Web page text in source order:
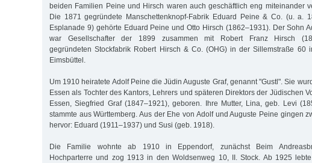
beiden Familien Peine und Hirsch waren auch geschäftlich eng miteinander
Die 1871 gegründete Manschettenknopf-Fabrik Eduard Peine & Co. (u. a.
Esplanade 9) gehörte Eduard Peine und Otto Hirsch (1862–1931). Der Sohn
war Gesellschafter der 1899 zusammen mit Robert Franz Hirsch
gegründeten Stockfabrik Robert Hirsch & Co. (OHG) in der Sillemstraße 60
Eimsbüttel.
Um 1910 heiratete Adolf Peine die Jüdin Auguste Graf, genannt "Gustl". Sie
Essen als Tochter des Kantors, Lehrers und späteren Direktors der Jüdischen
Essen, Siegfried Graf (1847–1921), geboren. Ihre Mutter, Lina, geb. Levi
stammte aus Württemberg. Aus der Ehe von Adolf und Auguste Peine gingen
hervor: Eduard (1911–1937) und Susi (geb. 1918).
Die Familie wohnte ab 1910 in Eppendorf, zunächst Beim
Hochparterre und zog 1913 in den Woldsenweg 10, II. Stock. Ab 1925